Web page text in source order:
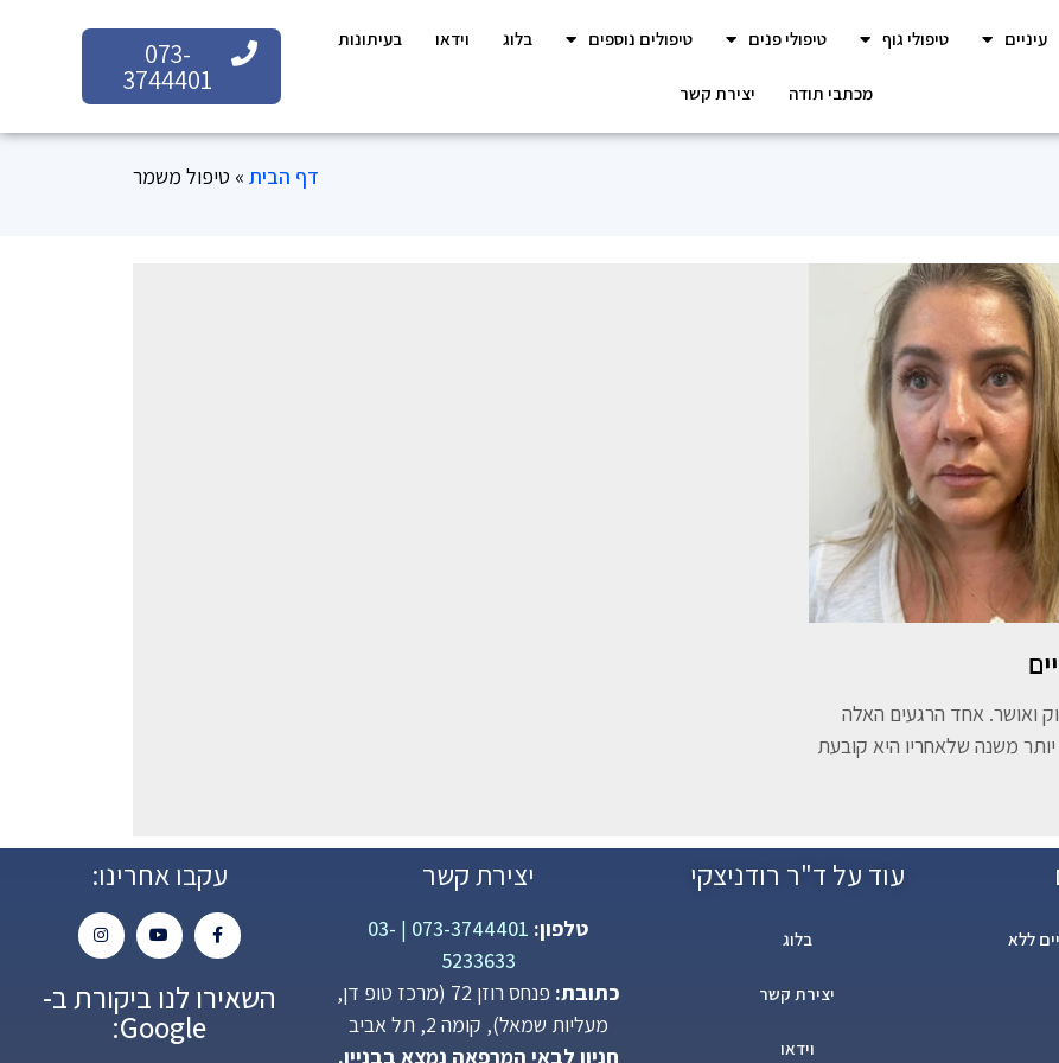
עיניים טיפולי גוף טיפולי פנים טיפולים נוספים בלוג וידאו בעיתונות
מכתבי תודה יצירת קשר
073-
3744401
דף הבית » טיפול משמר
ואושר. אחד הרגעים האלה
משנה שלאחריו היא קובעת
ללא
עוד על ד"ר רודניצקי
בלוג
יצירת קשר
וידאו
יצירת קשר
טלפון: 073-3744401
|
03-
5233633
כתובת:
פנחס רוזן 72 (מרכז טופ דן,
מעליות שמאל), קומה 2, תל אביב
חניון לבאי המרפאה נמצא בבניין.
עקבו אחרינו:
השאירו לנו ביקורת ב-
Google: